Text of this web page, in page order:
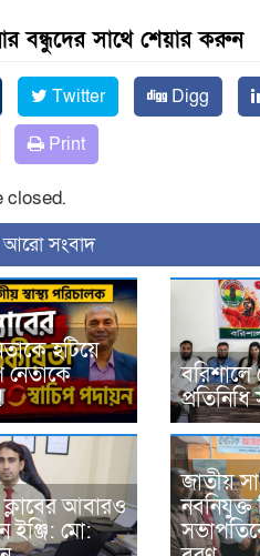
বন্ধুদের সাথে শেয়ার করুন
Twitter Digg
Print
closed.
‍আরো সংবাদ
হটিয়ে
নেতাকে
বরিশালে
ক্লাবের আবারও
ইঞ্জি: মো:
জাতীয়
নবনিযুক্ত